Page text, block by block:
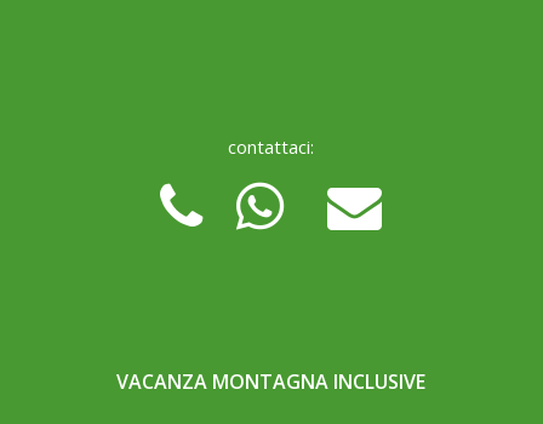
contattaci:
VACANZA MONTAGNA INCLUSIVE